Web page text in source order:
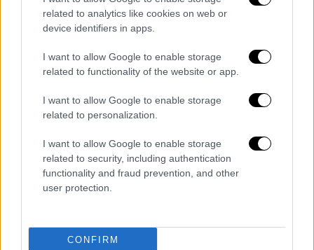
related to analytics like cookies on web or
device identifiers in apps.
I want to allow Google to enable storage
related to functionality of the website or app.
I want to allow Google to enable storage
related to personalization.
I want to allow Google to enable storage
related to security, including authentication
functionality and fraud prevention, and other
user protection.
CONFIRM
— Olympiacos B.C.
(@Olympiacos_BC)
ΕΘΝΟΣ θα παρεμβαίνει και τα προσβλητικά σχόλια θα
διαγράφονται